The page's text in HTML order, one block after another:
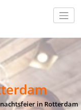
in Rotterdam